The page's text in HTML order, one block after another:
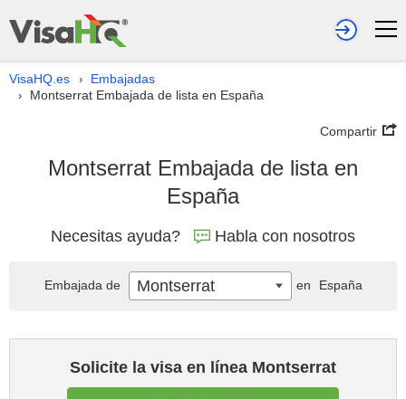
VisaHQ.es › Embajadas
› Montserrat Embajada de lista en España
Compartir
Montserrat Embajada de lista en
España
Necesitas ayuda? Habla con nosotros
Solicite la visa en línea Montserrat
Embajada de Montserrat en España